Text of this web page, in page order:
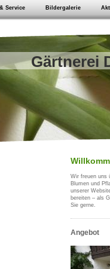
Service Bildergalerie
Gärtnerei
Wir freuen uns
Blumen und
unserer
bereiten – als
Sie gerne.
Angebot